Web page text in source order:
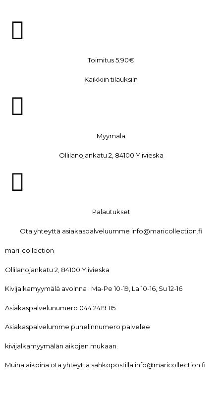
Toimitus 5.90€
Kaikkiin tilauksiin
Myymälä
Ollilanojankatu 2, 84100 Ylivieska
Palautukset
Ota yhteyttä asiakaspalveluumme info@maricollection.fi
mari-collection
Ollilanojankatu 2, 84100 Ylivieska
Kivijalkamyymälä avoinna : Ma-Pe 10-19, La 10-16, Su 12-16
Asiakaspalvelunumero 044 2419 115
Asiakaspalvelumme puhelinnumero palvelee
kivijalkamyymälän aikojen mukaan.
Muina aikoina ota yhteyttä sähköpostilla info@maricollection.fi